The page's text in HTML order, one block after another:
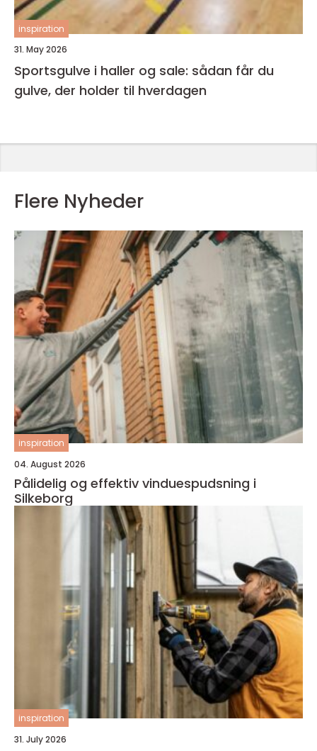
inspiration
31. May 2026
Sportsgulve i haller og sale: sådan får du
gulve, der holder til hverdagen
Flere Nyheder
inspiration
04. August 2026
Pålidelig og effektiv vinduespudsning i
Silkeborg
inspiration
31. July 2026